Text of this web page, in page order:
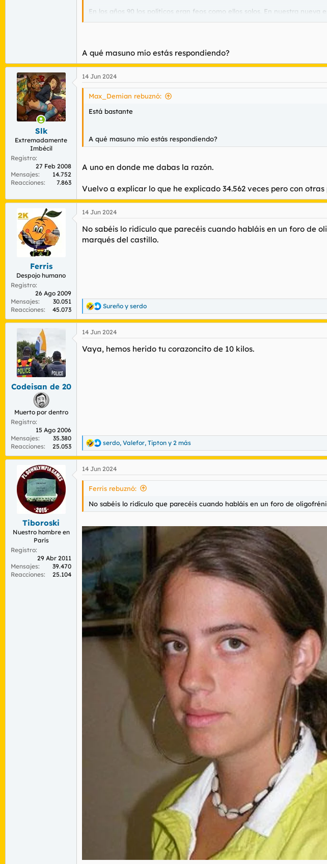
En los años 90 los políticos eran feos como ellos solos. En nuestra
de lo que había antes, que eran señores físicamente horrendos desde el
Para ver este contenido, necesitaremos su consentimiento para
de terceros.
Para obtener información más detallada, consulte nuestrapágina de
Aceptar cookies de terceros
de terceros.
Para obtener información más detallada, consulte nuestra página de
Aceptar cookies de terceros
Aunque no tenga puta idea de lo que hable ni en un 10% que el
Qué fea que soy y cómo merezco a ese Don Johnson. Y, ah, Max, tú
A qué masuno mío estás respondiendo?
Slk
Extremadamente
Imbécil
Registro
27 Feb 2008
Mensajes
14.752
Reacciones
7.863
14 Jun 2024
Max_Demian rebuznó:
Está bastante
A qué masuno mío estás respondiendo?
A uno en donde me dabas la razón.
Vuelvo a explicar lo que he explicado 34.562 veces pero con
Ferris
Despojo humano
Registro
26 Ago 2009
Mensajes
30.051
Reacciones
45.073
14 Jun 2024
No sabéis lo ridículo que parecéis cuando habláis en un foro de
marqués del castillo.
R
e
a
c
i
Sureño y serdo
Codeisan de 20
Muerto por dentro
Registro
15 Ago 2006
Mensajes
35.380
Reacciones
25.053
14 Jun 2024
Vaya, hemos herido tu corazoncito de 10 kilos.
R
e
a
c
c
e
:
serdo, Valefor, Tipton y 2 más
Tiboroski
Nuestro hombre en
París
Registro
29 Abr 2011
Mensajes
39.470
Reacciones
25.104
14 Jun 2024
Ferris rebuznó:
No sabéis lo ridículo que parecéis cuando habláis en un foro de